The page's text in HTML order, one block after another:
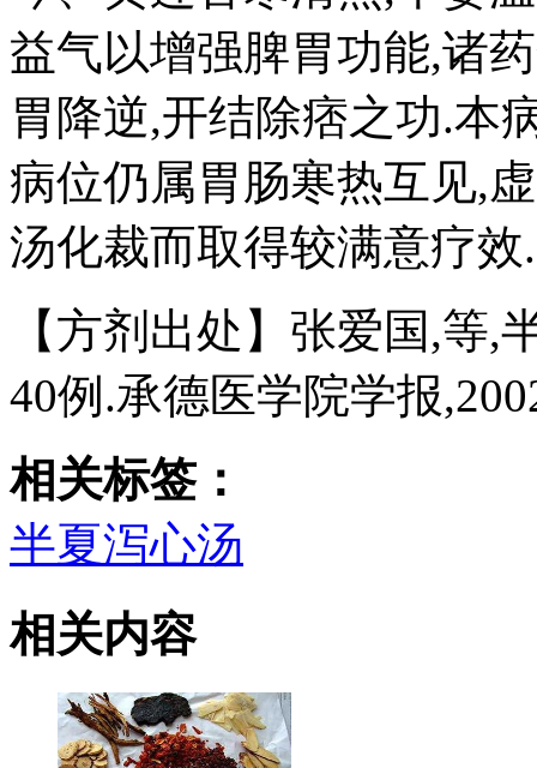
益气以增强脾胃功能,诸
胃降逆,开结除痞之功.本
病位仍属胃肠寒热互见,
汤化裁而取得较满意疗效.
【方剂出处】张爱国,等
40例.承德医学院学报
相关标签：
半夏泻心汤
相关内容